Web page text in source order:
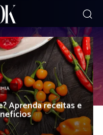
Aprenda receitas e